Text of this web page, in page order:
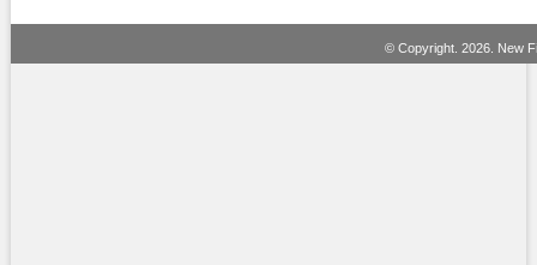
© Copyright. 2026. New